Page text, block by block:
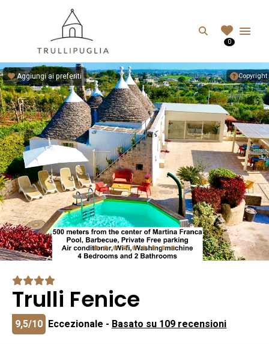
Search
0
Copyright
Aggiungi ai preferiti
Trulli Fenice
9,5/10 Eccezionale - Basato su 109 recensioni